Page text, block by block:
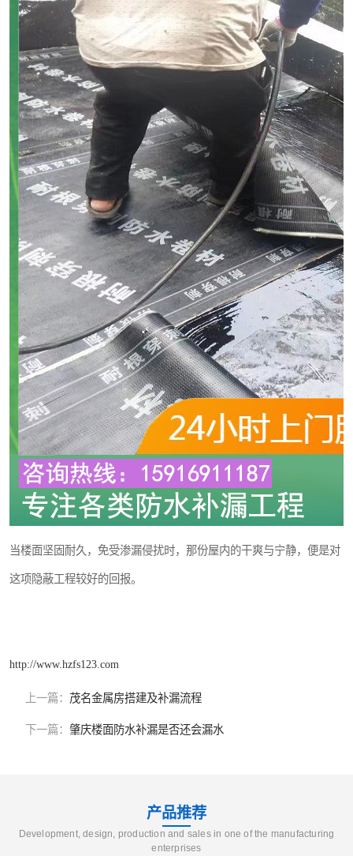
当楼面坚固耐久，免受渗漏侵扰时，那份屋内的干爽与宁静，便是对
这项隐蔽工程较好的回报。
http://www.hzfs123.com
上一篇： 茂名金属房搭建及补漏流程
下一篇： 肇庆楼面防水补漏是否还会漏水
产品推荐
Development, design, production and sales in one of the manufacturing
enterprises